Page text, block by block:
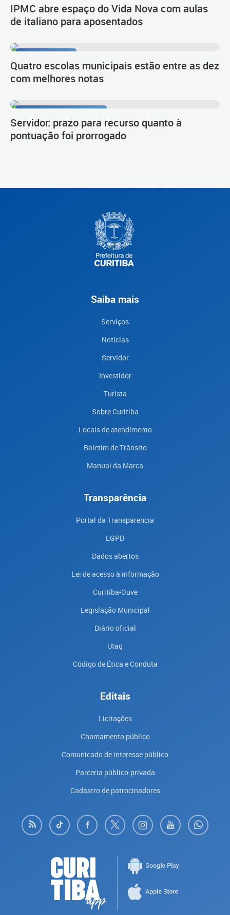
IPMC abre espaço do Vida Nova com aulas
de italiano para aposentados
Quatro escolas municipais estão entre as dez
com melhores notas
Servidor: prazo para recurso quanto à
pontuação foi prorrogado
Saiba mais
Serviços
Notícias
Servidor
Investidor
Turista
Sobre Curitiba
Locais de atendimento
Boletim de Trânsito
Manual da Marca
Transparência
Portal da Transparencia
LGPD
Dados abertos
Lei de acesso à informação
Curitiba-Ouve
Legislação Municipal
Diário oficial
Utag
Código de Ética e Conduta
Editais
Licitações
Chamamento público
Comunicado de interesse público
Parceria público-privada
Cadastro de patrocinadores